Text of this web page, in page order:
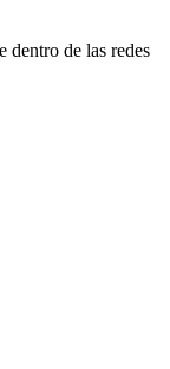
dentro de las redes